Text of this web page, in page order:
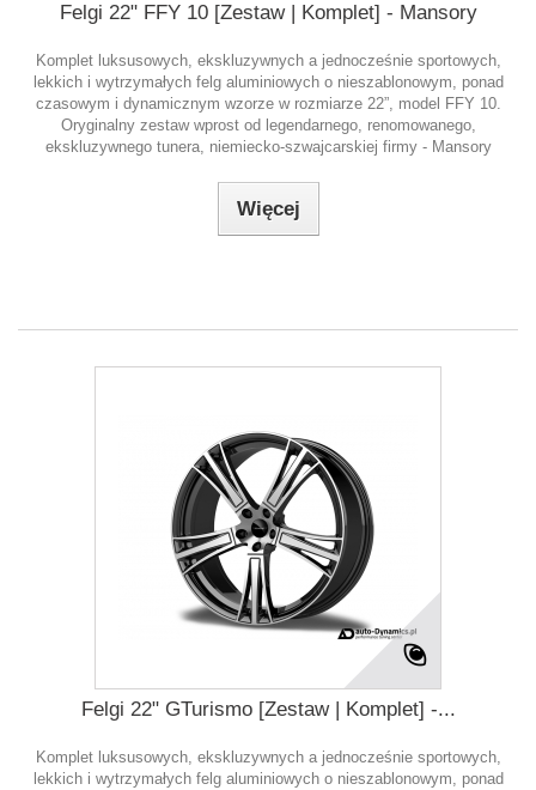
Felgi 22" FFY 10 [Zestaw | Komplet] - Mansory
Komplet luksusowych, ekskluzywnych a jednocześnie sportowych,
lekkich i wytrzymałych felg aluminiowych o nieszablonowym, ponad
czasowym i dynamicznym wzorze w rozmiarze 22”, model FFY 10.
Oryginalny zestaw wprost od legendarnego, renomowanego,
ekskluzywnego tunera, niemiecko-szwajcarskiej firmy - Mansory
Więcej
Felgi 22" GTurismo [Zestaw | Komplet] -...
Komplet luksusowych, ekskluzywnych a jednocześnie sportowych,
lekkich i wytrzymałych felg aluminiowych o nieszablonowym, ponad